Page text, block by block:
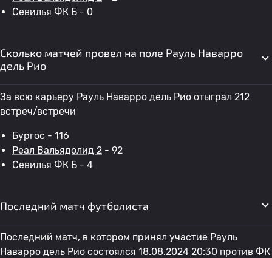
Севилья ФК Б - 0
Сколько матчей провел на поле Рауль Наварро
дель Рио
За всю карьеру Рауль Наварро дель Рио отыграл 212
встреч/встречи
Бургос - 116
Реал Вальядолид 2 - 92
Севилья ФК Б - 4
Последний матч футболиста
Последний матч, в котором принял участие Рауль
Наварро дель Рио состоялся 18.08.2024 20:30 против ФК